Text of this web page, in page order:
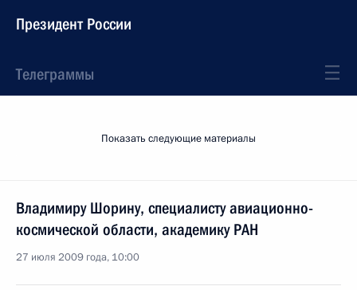
Президент России
Телеграммы
Показать следующие материалы
Владимиру Шорину, специалисту авиационно-
космической области, академику РАН
27 июля 2009 года, 10:00